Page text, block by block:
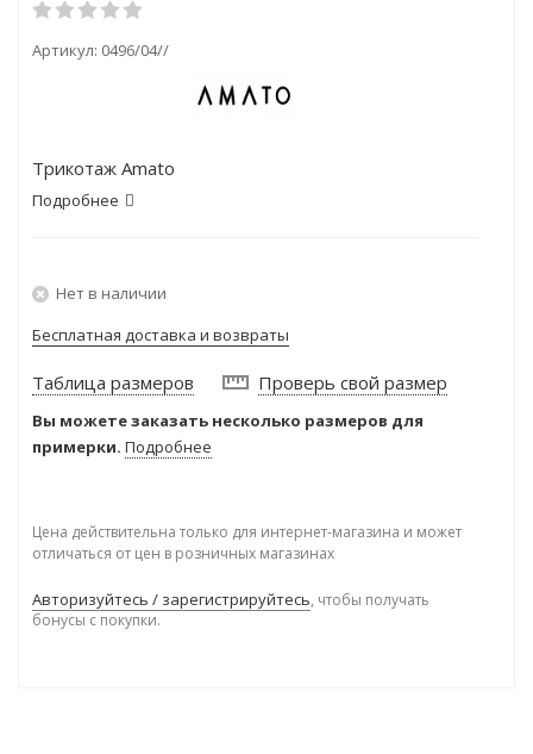
Артикул: 0496/04//
Трикотаж Amato
Подробнее
Нет в наличии
Бесплатная доставка и возвраты
Таблица размеров Проверь свой размер
Вы можете заказать несколько размеров для
примерки. Подробнее
Цена действительна только для интернет-магазина и может
отличаться от цен в розничных магазинах
Авторизуйтесь / зарегистрируйтесь, чтобы получать
бонусы с покупки.